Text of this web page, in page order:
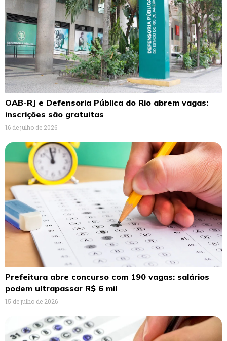
OAB-RJ e Defensoria Pública do Rio abrem vagas:
inscrições são gratuitas
16 de julho de 2026
Prefeitura abre concurso com 190 vagas: salários
podem ultrapassar R$ 6 mil
15 de julho de 2026